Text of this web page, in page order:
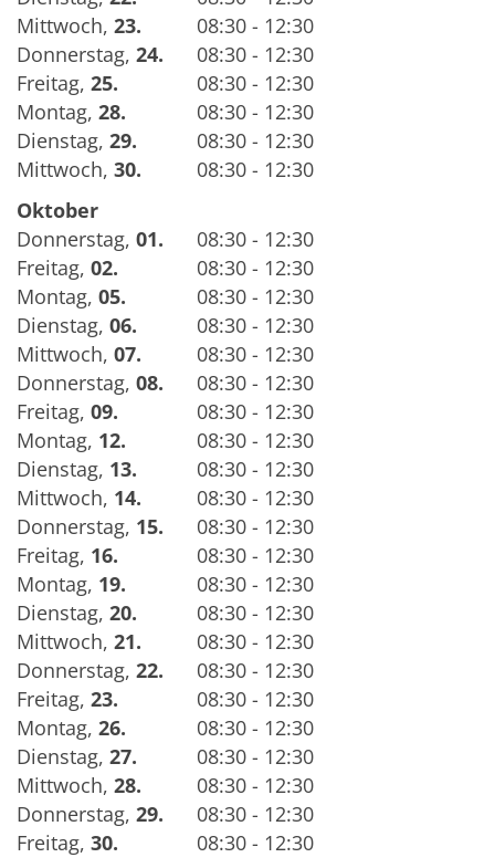
Mittwoch, 23.
08:30 - 12:30
Donnerstag, 24.
08:30 - 12:30
Freitag, 25.
08:30 - 12:30
Montag, 28.
08:30 - 12:30
Dienstag, 29.
08:30 - 12:30
Mittwoch, 30.
08:30 - 12:30
Oktober
Donnerstag, 01.
08:30 - 12:30
Freitag, 02.
08:30 - 12:30
Montag, 05.
08:30 - 12:30
Dienstag, 06.
08:30 - 12:30
Mittwoch, 07.
08:30 - 12:30
Donnerstag, 08.
08:30 - 12:30
Freitag, 09.
08:30 - 12:30
Montag, 12.
08:30 - 12:30
Dienstag, 13.
08:30 - 12:30
Mittwoch, 14.
08:30 - 12:30
Donnerstag, 15.
08:30 - 12:30
Freitag, 16.
08:30 - 12:30
Montag, 19.
08:30 - 12:30
Dienstag, 20.
08:30 - 12:30
Mittwoch, 21.
08:30 - 12:30
Donnerstag, 22.
08:30 - 12:30
Freitag, 23.
08:30 - 12:30
Montag, 26.
08:30 - 12:30
Dienstag, 27.
08:30 - 12:30
Mittwoch, 28.
08:30 - 12:30
Donnerstag, 29.
08:30 - 12:30
Freitag, 30.
08:30 - 12:30